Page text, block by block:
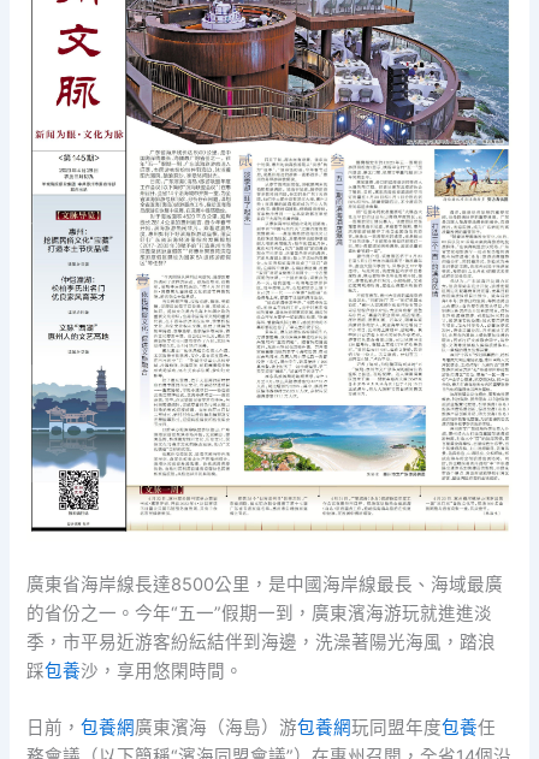
廣東省海岸線長達8500公里，是中國海岸線最長、海域最廣
的省份之一。今年“五一”假期一到，廣東濱海游玩就進進淡
季，市平易近游客紛紜結伴到海邊，洗澡著陽光海風，踏浪
踩包養沙，享用悠閑時間。
日前，包養網廣東濱海（海島）游包養網玩同盟年度包養任